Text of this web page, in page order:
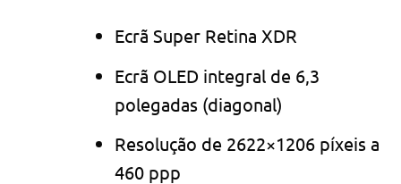
Ecrã Super Retina XDR
Ecrã OLED integral de 6,3
polegadas (diagonal)
Resolução de 2622×1206 píxeis a
460 ppp